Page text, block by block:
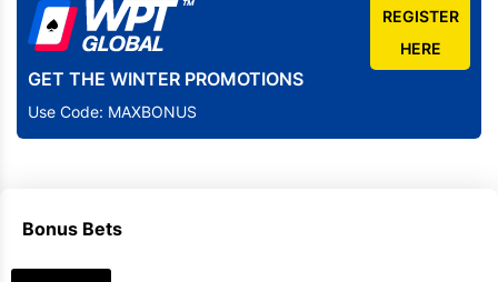
GET THE WINTER PROMOTIONS
Use Code: MAXBONUS
REGISTER
HERE
Bonus Bets